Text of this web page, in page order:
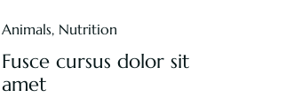
Animals, Nutrition
Fusce cursus dolor sit
amet